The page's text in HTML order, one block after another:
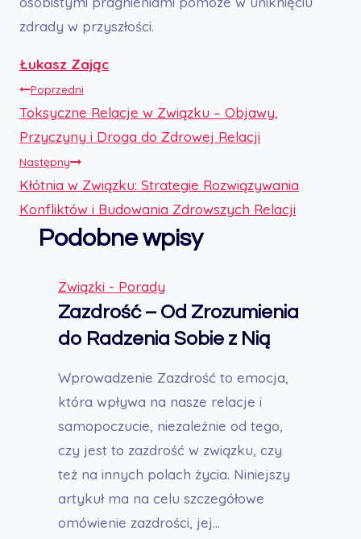
zdrady w przyszłości.
Łukasz Zając
Nawigacja
wpisu
Poprzedni
Toksyczne Relacje w Związku – Objawy,
Przyczyny i Droga do Zdrowej Relacji
Następny
Kłótnia w Związku: Strategie Rozwiązywania
Konfliktów i Budowania Zdrowszych Relacji
Podobne wpisy
Związki - Porady
Zazdrość – Od Zrozumienia
do Radzenia Sobie z Nią
Wprowadzenie Zazdrość to emocja,
która wpływa na nasze relacje i
samopoczucie, niezależnie od tego,
czy jest to zazdrość w związku, czy
też na innych polach życia. Niniejszy
artykuł ma na celu szczegółowe
omówienie zazdrości, jej…